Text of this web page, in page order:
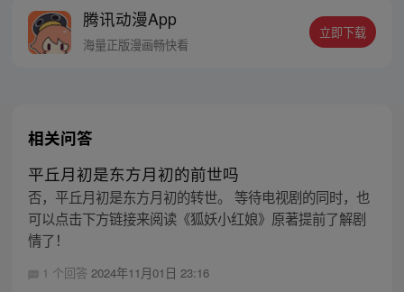
腾讯动漫App
海量正版漫画畅快看
立即下载
相关问答
平丘月初是东方月初的前世吗
否，平丘月初是东方月初的转世。 等待电视剧的同时，也
可以点击下方链接来阅读《狐妖小红娘》原著提前了解剧
情了！
1 个回答 2024年11月01日 23:16